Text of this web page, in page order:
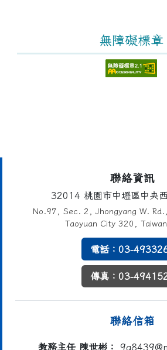
無障礙標章
聯絡資訊
32014 桃園市中壢區中央
No.97, Sec. 2, Jhongyang W.
Taoyuan City 320,
電話：03-
傳真：03-
聯絡信箱
教務主任 陳世彬：